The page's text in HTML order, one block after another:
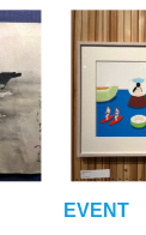
EVENT